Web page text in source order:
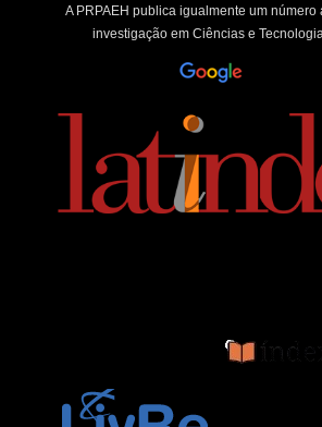
A PRPAEH publica igualmente um
investigação em Ciências e